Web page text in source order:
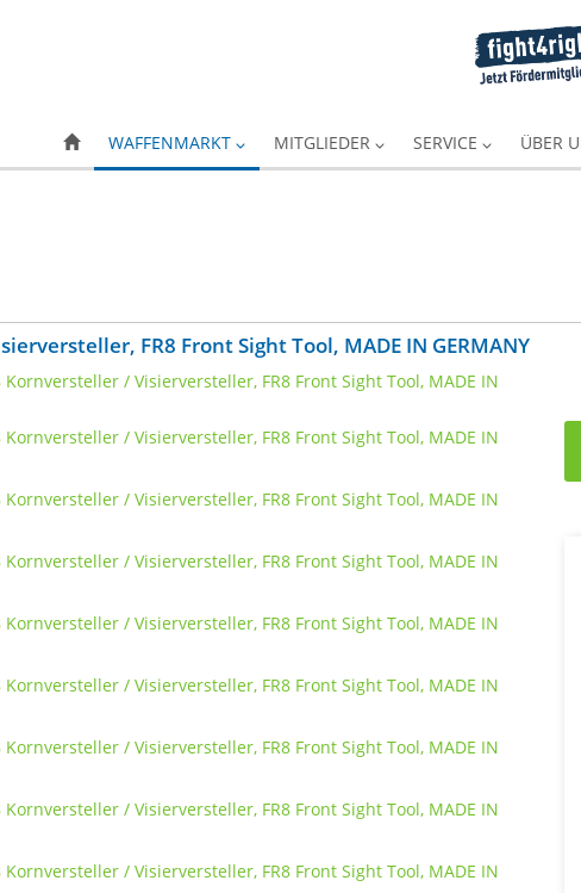
WAFFENMARKT MITGLIEDER SERVICE ÜBER
FR8 Front Sight Tool, MADE IN GERMANY